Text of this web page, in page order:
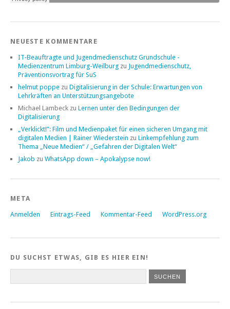
NEUESTE KOMMENTARE
IT-Beauftragte und Jugendmedienschutz Grundschule -
Medienzentrum Limburg-Weilburg zu Jugendmedienschutz,
Präventionsvortrag für SuS
helmut poppe zu Digitalisierung in der Schule: Erwartungen von
Lehrkräften an Unterstützungsangebote
Michael Lambeck zu Lernen unter den Bedingungen der
Digitalisierung
„Verklickt!”: Film und Medienpaket für einen sicheren Umgang mit
digitalen Medien | Rainer Wiederstein zu Linkempfehlung zum
Thema „Neue Medien“ / „Gefahren der Digitalen Welt“
Jakob zu WhatsApp down – Apokalypse now!
META
Anmelden Eintrags-Feed Kommentar-Feed WordPress.org
DU SUCHST ETWAS, GIB ES HIER EIN!